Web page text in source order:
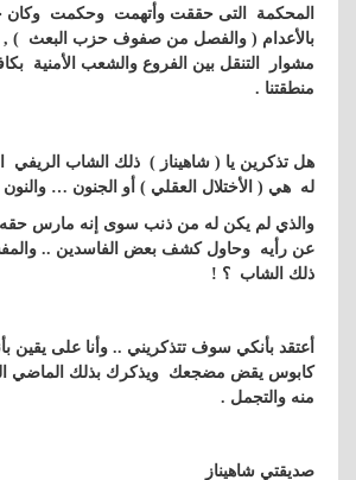
المحكمة التى حققت وأتهمت وحكمت وكان
بالأعدام ( والفصل من صفوف حزب البعث ) ,
مشوار التنقل بين الفروع والشعب الأمنية
منطقتنا .
هل تذكرين يا ( شاهيناز ) ذلك الشاب الريفي
له هي ( الأختلال العقلي ) أو الجنون …
والذي لم يكن له من ذنب سوى إنه مارس حقه
عن رأيه وحاول كشف بعض الفاسدين ..
ذلك الشاب ؟ !
أعتقد بأنكي سوف تتذكريني .. وأنا على يقين
كابوس يقض مضجعك ويذكرك بذلك الماضي
منه والتجمل .
صديقتي شاهيناز